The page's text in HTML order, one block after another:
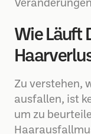
Wie Läuft
Zu verstehen,
ausfallen, ist
um zu